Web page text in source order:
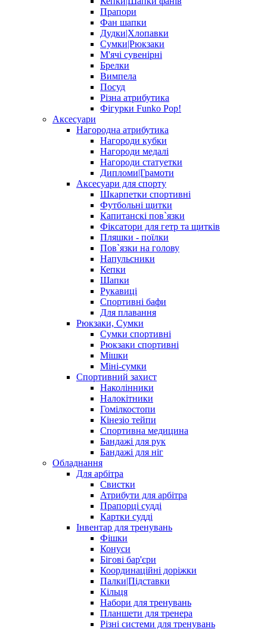
Прапори
Фан шапки
Дудки|Хлопавки
Сумки|Рюкзаки
М'ячі сувенірні
Брелки
Вимпела
Посуд
Різна атрибутика
Фігурки Funko Pop!
Аксесуари
Нагородна атрибутика
Нагороди кубки
Нагороди медалі
Нагороди статуетки
Дипломи|Грамоти
Аксесуари для спорту
Шкарпетки спортивні
Футбольні щитки
Капитанскі пов`язки
Фіксатори для гетр та щитків
Пляшки - поїлки
Пов`язки на голову
Напульсники
Кепки
Шапки
Рукавиці
Спортивні бафи
Для плавання
Рюкзаки, Сумки
Сумки спортивні
Рюкзаки спортивні
Мішки
Міні-сумки
Спортивний захист
Наколінники
Налокітники
Гомілкостопи
Кінезіо тейпи
Спортивна медицина
Бандажі для рук
Бандажі для ніг
Обладнання
Для арбітра
Свистки
Атрибути для арбітра
Прапорці судді
Картки судді
Інвентар для тренувань
Фішки
Конуси
Бігові бар'єри
Координаційні доріжки
Палки|Підставки
Кільця
Набори для тренувань
Планшети для тренера
Різні системи для тренувань